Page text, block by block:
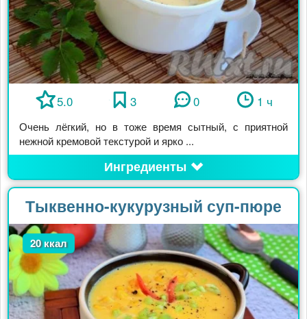
5.0 3 0 1 ч
Очень лёгкий, но в тоже время сытный, с приятной
нежной кремовой текстурой и ярко ...
Ингредиенты
Тыквенно-кукурузный суп-пюре
20 ккал